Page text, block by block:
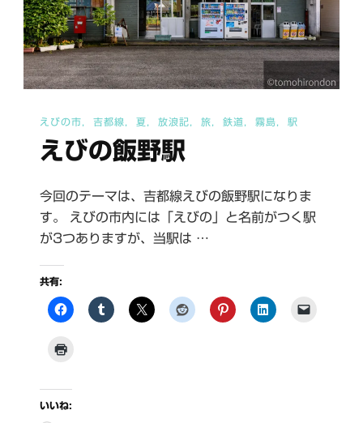
えびの市 吉都線 夏 放浪記 旅 鉄道 霧島 駅
えびの飯野駅
今回のテーマは、吉都線えびの飯野駅になりま
す。 えびの市内には「えびの」と名前がつく駅
が3つありますが、当駅は …
共有:
いいね: